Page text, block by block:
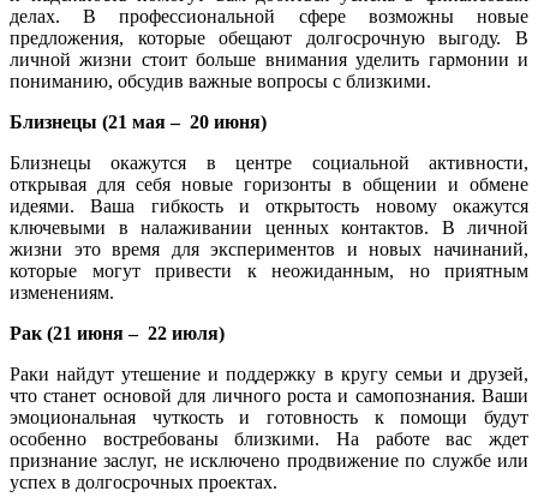
делах. В профессиональной сфере возможны новые
предложения, которые обещают долгосрочную выгоду. В
личной жизни стоит больше внимания уделить гармонии и
пониманию, обсудив важные вопросы с близкими.
Близнецы (21 мая–20 июня)
Близнецы окажутся в центре социальной активности,
открывая для себя новые горизонты в общении и обмене
идеями. Ваша гибкость и открытость новому окажутся
ключевыми в налаживании ценных контактов. В личной
жизни это время для экспериментов и новых начинаний,
которые могут привести к неожиданным, но приятным
изменениям.
Рак (21 июня–22 июля)
Раки найдут утешение и поддержку в кругу семьи и друзей,
что станет основой для личного роста и самопознания. Ваши
эмоциональная чуткость и готовность к помощи будут
особенно востребованы близкими. На работе вас ждет
признание заслуг, не исключено продвижение по службе или
успех в долгосрочных проектах.